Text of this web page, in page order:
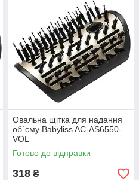
Овальна щітка для надання
об`єму Babyliss AC-AS6550-
VOL
Готово до відправки
318 ₴